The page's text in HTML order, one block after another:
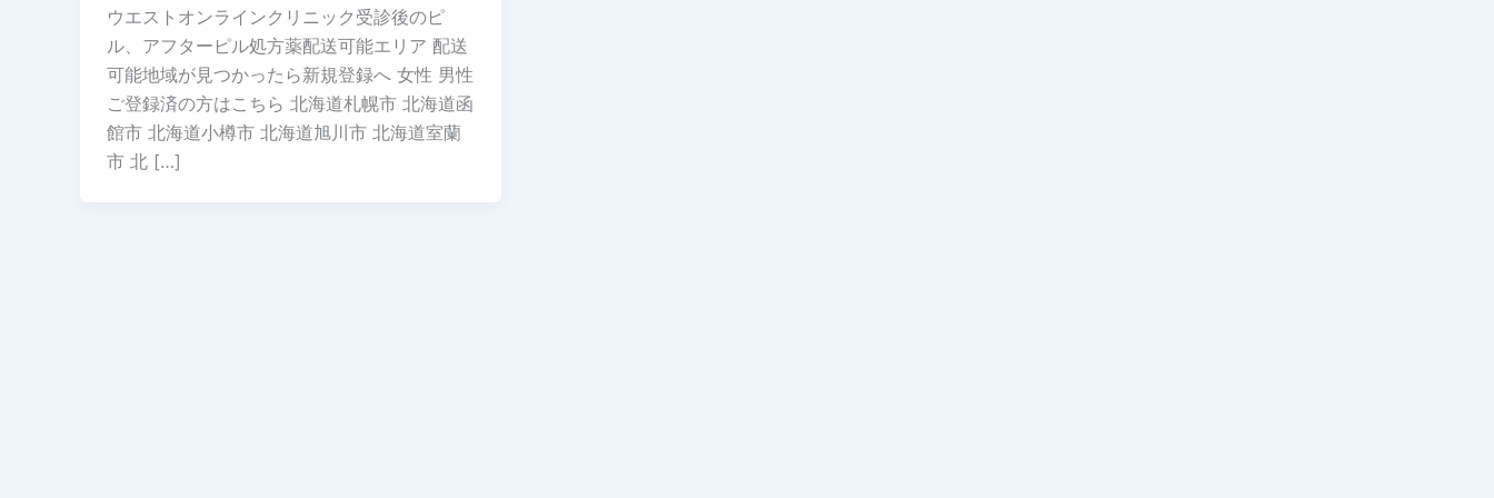
ウエストオンラインクリニック受診後のピ
ル、アフターピル処方薬配送可能エリア 配送
可能地域が見つかったら新規登録へ 女性 男性
ご登録済の方はこちら 北海道札幌市 北海道函
館市 北海道小樽市 北海道旭川市 北海道室蘭
市 北 […]